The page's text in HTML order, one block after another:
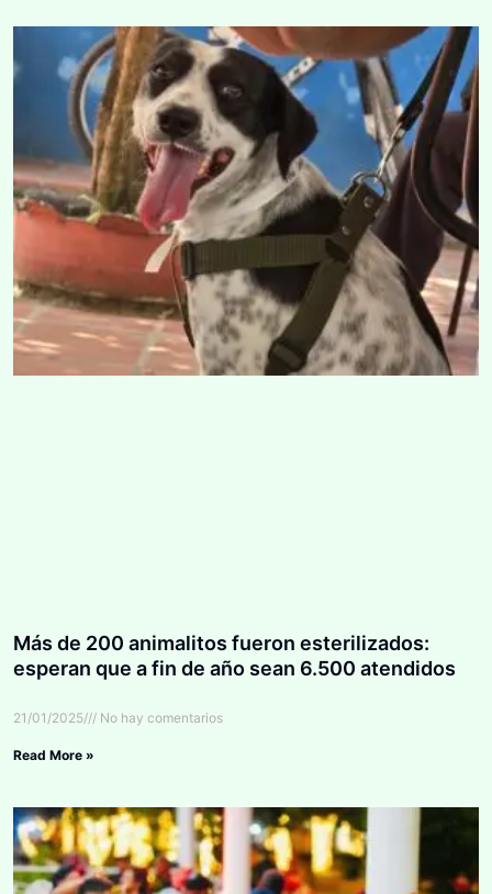
Más de 200 animalitos fueron esterilizados:
esperan que a fin de año sean 6.500 atendidos
21/01/2025 No hay comentarios
Read More »